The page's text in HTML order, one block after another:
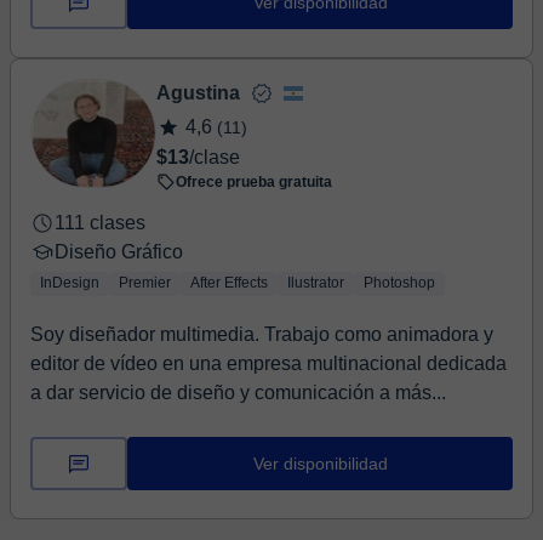
Agustina
4,6 (11)
$13/clase
Ofrece prueba gratuita
111 clases
Diseño Gráfico
InDesign Premier After Effects Ilustrator Photoshop
Soy diseñador multimedia. Trabajo como animadora y
editor de vídeo en una empresa multinacional dedicada
a dar servicio de diseño y comunicación a más...
Ver disponibilidad